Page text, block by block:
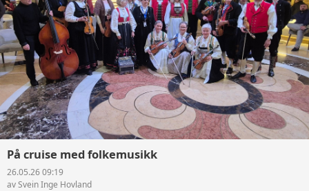
På cruise med folkemusikk
26.05.26 09:19
av Svein Inge Hovland